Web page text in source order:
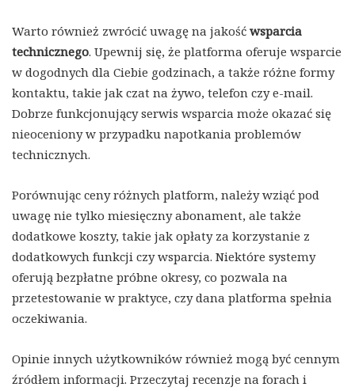
Warto również zwrócić uwagę na jakość wsparcia
technicznego. Upewnij się, że platforma oferuje wsparcie
w dogodnych dla Ciebie godzinach, a także różne formy
kontaktu, takie jak czat na żywo, telefon czy e-mail.
Dobrze funkcjonujący serwis wsparcia może okazać się
nieoceniony w przypadku napotkania problemów
technicznych.
Porównując ceny różnych platform, należy wziąć pod
uwagę nie tylko miesięczny abonament, ale także
dodatkowe koszty, takie jak opłaty za korzystanie z
dodatkowych funkcji czy wsparcia. Niektóre systemy
oferują bezpłatne próbne okresy, co pozwala na
przetestowanie w praktyce, czy dana platforma spełnia
oczekiwania.
Opinie innych użytkowników również mogą być cennym
źródłem informacji. Przeczytaj recenzje na forach i